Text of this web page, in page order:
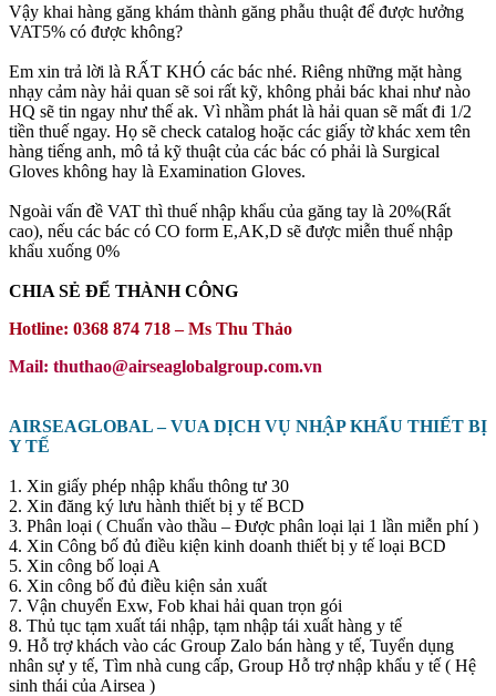
Vậy khai hàng găng khám thành găng phẫu thuật để được hưởng
VAT5% có được không?
Em xin trả lời là RẤT KHÓ các bác nhé. Riêng những mặt hàng
nhạy cảm này hải quan sẽ soi rất kỹ, không phải bác khai như nào
HQ sẽ tin ngay như thế ak. Vì nhầm phát là hải quan sẽ mất đi 1/2
tiền thuế ngay. Họ sẽ check catalog hoặc các giấy tờ khác xem tên
hàng tiếng anh, mô tả kỹ thuật của các bác có phải là Surgical
Gloves không hay là Examination Gloves.
Ngoài vấn đề VAT thì thuế nhập khẩu của găng tay là 20%(Rất
cao), nếu các bác có CO form E,AK,D sẽ được miễn thuế nhập
khẩu xuống 0%
CHIA SẺ ĐỂ THÀNH CÔNG
Hotline: 0368 874 718 – Ms Thu Thảo
Mail: thuthao@airseaglobalgroup.com.vn
AIRSEAGLOBAL – VUA DỊCH VỤ NHẬP KHẨU THIẾT BỊ
Y TẾ
1. Xin giấy phép nhập khẩu thông tư 30
2. Xin đăng ký lưu hành thiết bị y tế BCD
3. Phân loại ( Chuẩn vào thầu – Được phân loại lại 1 lần miễn phí )
4. Xin Công bố đủ điều kiện kinh doanh thiết bị y tế loại BCD
5. Xin công bố loại A
6. Xin công bố đủ điều kiện sản xuất
7. Vận chuyển Exw, Fob khai hải quan trọn gói
8. Thủ tục tạm xuất tái nhập, tạm nhập tái xuất hàng y tế
9. Hỗ trợ khách vào các Group Zalo bán hàng y tế, Tuyển dụng
nhân sự y tế, Tìm nhà cung cấp, Group Hỗ trợ nhập khẩu y tế ( Hệ
sinh thái của Airsea )